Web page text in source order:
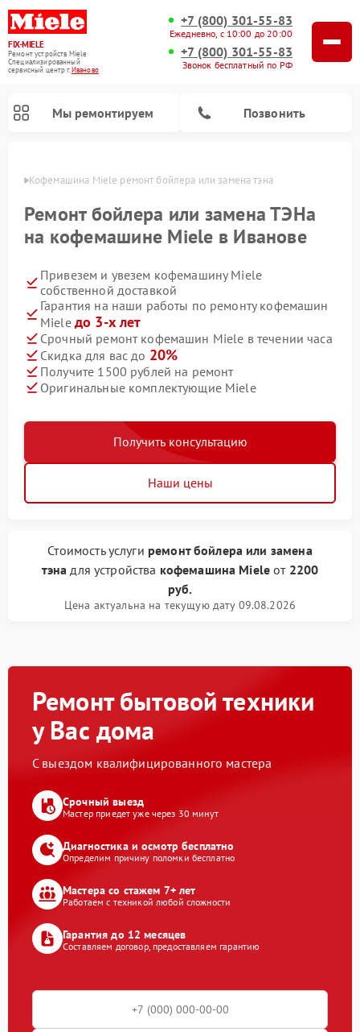
FIX-MIELE
Ремонт устройств Miele
Специализированный
cервисный центр г.Иваново
+7 (800) 301-55-83
Ежедневно, с 10:00 до 20:00
+7 (800) 301-55-83
Звонок бесплатный по РФ
Мы ремонтируем Позвонить
Кофемашина Miele ремонт бойлера или замена тэна
Ремонт бойлера или замена ТЭНа
на кофемашине Miele в Иванове
Привезем и увезем кофемашину Miele
собственной доставкой
Гарантия на наши работы по ремонту кофемашин
Miele до 3-х лет
Срочный ремонт кофемашин Miele в течении часа
Скидка для вас до 20%
Получите 1500 рублей на ремонт
Оригинальные комплектующие Miele
Получить консультацию
Наши цены
Стоимость услуги ремонт бойлера или замена
тэна для устройства кофемашина Miele от 2200
руб.
Цена актуальна на текущую дату 09.08.2026
Ремонт бытовой техники
у Вас дома
С выездом квалифицированного мастера
Срочный выезд
Мастер приедет уже через 30 минут
Диагностика и осмотр бесплатно
Определим причину поломки бесплатно
Мастера со стажем 7+ лет
Работаем с техникой любой сложности
Гарантия до 12 месяцев
Составляем договор, предоставляем гарантию